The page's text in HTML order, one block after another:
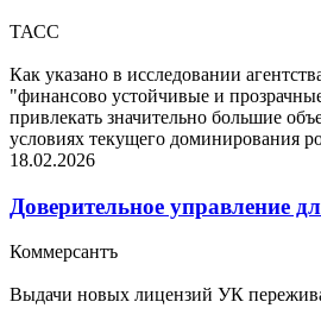
ТАСС
Как указано в исследовании
"финансово устойчивые и
привлекать значительно большие
условиях текущего доминирования
18.02.2026
Доверительное управление
Коммерсантъ
Выдачи новых лицензий УК